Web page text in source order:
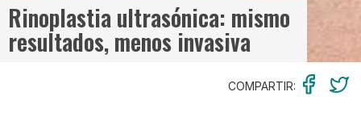
Rinoplastia ultrasónica: mismo
resultados, menos invasiva
COMPARTIR: